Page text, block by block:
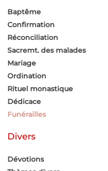
Baptême
Confirmation
Réconciliation
Sacremt. des malades
Mariage
Ordination
Rituel monastique
Dédicace
Funérailles
Divers
Dévotions